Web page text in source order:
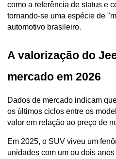
como a referência de status e
tornando-se uma espécie de
automotivo brasileiro.
A valorização do
mercado em 2026
Dados de mercado indicam
os últimos ciclos entre os
valor em relação ao preço de
Em 2025, o SUV viveu um
unidades com um ou dois